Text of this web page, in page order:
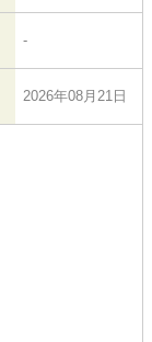
-
2026年08月21日